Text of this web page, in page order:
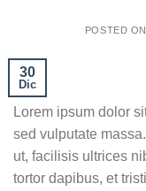
POSTED ON
30
Dic
Lorem ipsum dolor
sed vulputate
ut, facilisis ultrices
tortor dapibus, et